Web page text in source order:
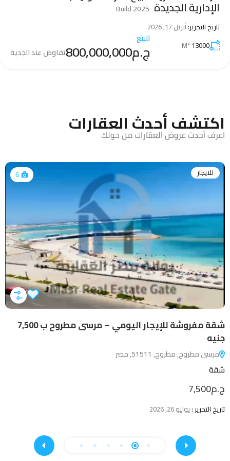
الإدارية الجديدة Build 2025
تاريخ التحرير:أبريل 17, 2026
13000
M²
للبيع
ج.م800,000,000 تفاوض عند الجدية
تاريخ التحرير: نوفمبر 15, 2025
4
3
200 متر مربع
الخامس
تاريخ التحرير:ديسمبر 10, 2025
6
5 ج.م25,000,000
اكتشف أحدث العقارات
اعرف أحدث عروض العقارات من حولك
للايجار 6
شقة مفروشة للإيجار اليومي – مرسى مطروح ب 7,500
جنيه
مرسى مطروح, مطروح, 51511, مصر
شقة
ج.م7,500
تاريخ التحرير :يوليو 26, 2026